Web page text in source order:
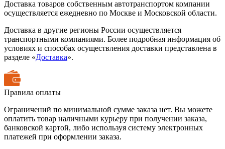
Доставка товаров собственным автотранспортом компании
осуществляется ежедневно по Москве и Московской области.
Доставка в другие регионы России осуществляется
транспортными компаниями. Более подробная информация об
условиях и способах осуществления доставки представлена в
разделе «Доставка».
Правила оплаты
Ограничений по минимальной сумме заказа нет. Вы можете
оплатить товар наличными курьеру при получении заказа,
банковской картой, либо используя систему электронных
платежей при оформлении заказа.